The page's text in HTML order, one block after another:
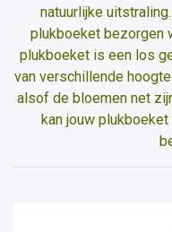
natuurlijke
plukboeket bezorgen
plukboeket is een los
van verschillende
alsof de bloemen net
kan jouw